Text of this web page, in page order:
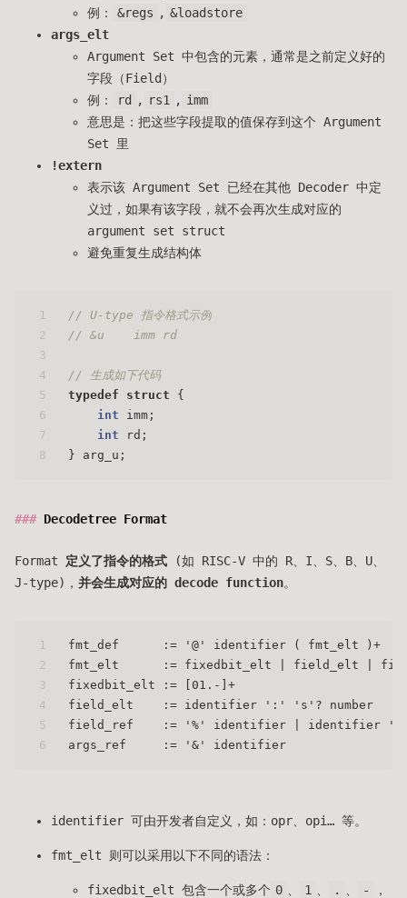
例：
&regs , &loadstore
args_elt
Argument Set 中包含的元素，通常是之前定义好的
字段（Field）
例：
rd , rs1 , imm
意思是：把这些字段提取的值保存到这个 Argument
Set 里
!extern
表示该 Argument Set 已经在其他 Decoder 中定
义过，如果有该字段，就不会再次生成对应的
argument set struct
避免重复生成结构体
1
2
3
4
5
6
7
8
// U-type 指令格式示例
// &u    imm rd
// 生成如下代码
typedef
struct {
int imm;
int rd;
} arg_u;
Decodetree Format
Format 定义了指令的格式 (如 RISC-V 中的 R、I、S、B、U、
J-type)， 并会生成对应的 decode function。
1
2
3
4
5
6
fmt_def      := '@' identifier ( fmt_elt )+
fmt_elt      := fixedbit_elt | field_elt |
fixedbit_elt := [01.-]+
field_elt    := identifier ':' 's'? number
field_ref    := '%' identifier | identifier
args_ref     := '&' identifier
identifier 可由开发者自定义，如：opr、opi… 等。
fmt_elt 则可以采用以下不同的语法：
fixedbit_elt 包含一个或多个 0 1 . -
，